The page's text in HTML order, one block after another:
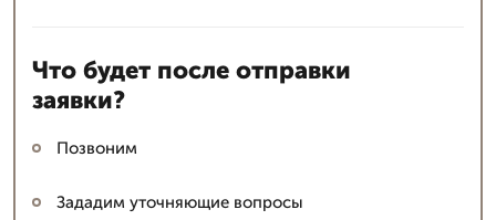
Что будет после отправки
заявки?
Позвоним
Зададим уточняющие вопросы